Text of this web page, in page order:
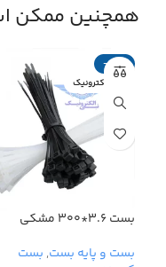
همچنین ممکن
-۱۰۰%
نبی الکترونیک
بست ۳.۶*۳۰۰ مشکی
بست و پایه بست, بست